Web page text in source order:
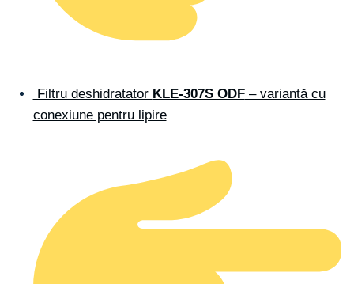
Filtru deshidratator KLE-307S ODF– variantă cu
conexiune pentru lipire